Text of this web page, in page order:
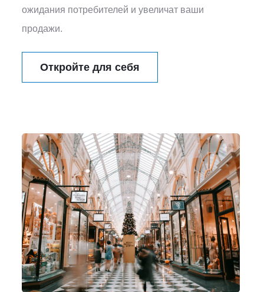
ожидания потребителей и увеличат ваши
продажи.
Откройте для себя